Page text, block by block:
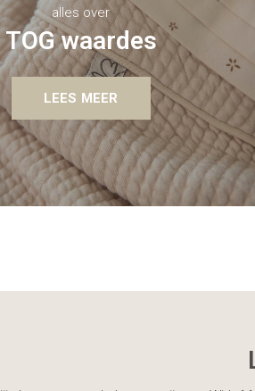
alles over
TOG waardes
LEES MEER